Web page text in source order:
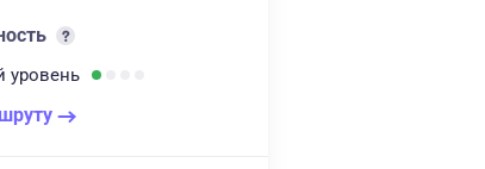
уровень